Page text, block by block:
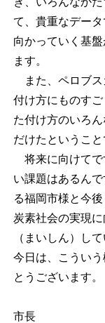
て、貴重なデー
向かっていく基
ます。
また、ペロブス
付け方にものす
た付け方のいろ
だけたということ
将来に向けてで
い課題はあるん
る福岡市様と今
炭素社会の実現
（まいしん）し
今日は、こうい
とうございます。
市長